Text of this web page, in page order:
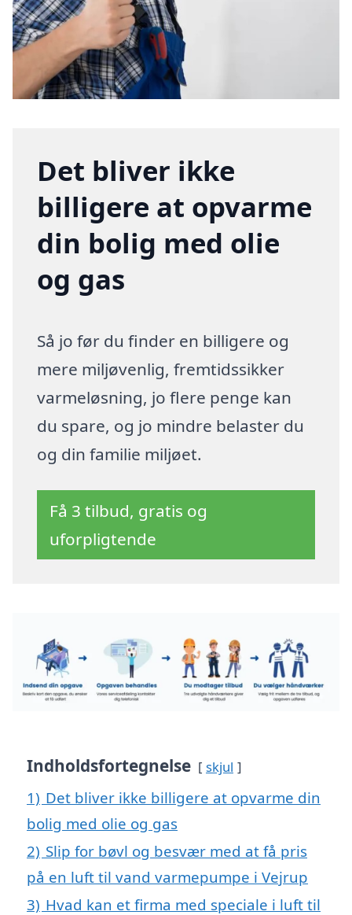
Det bliver ikke
billigere at opvarme
din bolig med olie
og gas
Så jo før du finder en billigere og
mere miljøvenlig, fremtidssikker
varmeløsning, jo flere penge kan
du spare, og jo mindre belaster du
og din familie miljøet.
Få 3 tilbud, gratis og
uforpligtende
Indholdsfortegnelse skjul
1) Det bliver ikke billigere at opvarme din
bolig med olie og gas
2) Slip for bøvl og besvær med at få pris
på en luft til vand varmepumpe i Vejrup
3) Hvad kan et firma med speciale i luft til